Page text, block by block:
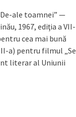
ale toamnei” —
1967, ediţia a VII-
cea mai bună
a) pentru filmul „Se
literar al Uniunii